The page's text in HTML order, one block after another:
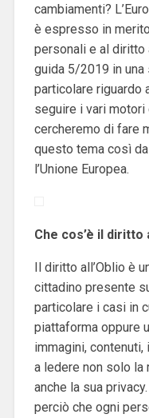
cambiamenti?
è espresso in
personali e al diritto
guida 5/2019 in una
particolare riguardo
seguire i vari
cercheremo di fare
questo tema così
l’Unione Europea.
Che cos’è il diritto
Il diritto all’Oblio è
cittadino presente
particolare i casi in
piattaforma oppure
immagini,
a ledere non solo la
anche la sua
perciò che ogni